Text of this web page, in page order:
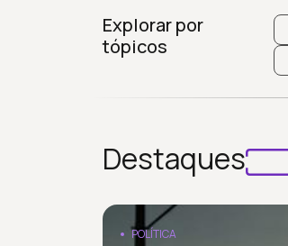
Explorar por
tópicos
Destaques
POLÍTICA